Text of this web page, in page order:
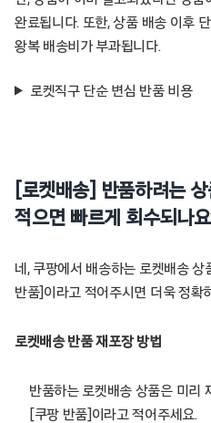
완료됩니다. 또한, 상품 배송 이후
왕복 배송비가 부과됩니다.
로켓직구 단순 변심 반품 비용
[로켓배송] 반품하려는 상
적으면 빠르게 회수되나
네, 쿠팡에서 배송하는 로켓배송
반품]이라고 적어주시면 더욱 정확
로켓배송 반품 재포장 방법
반품하는 로켓배송 상품은 미리
[쿠팡 반품]이라고 적어주세요.